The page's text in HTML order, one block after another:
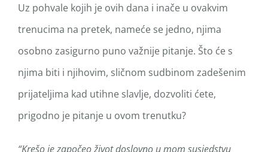
Uz pohvale kojih je ovih dana i inače u ovakvim
trenucima na pretek, nameće se jedno, njima
osobno zasigurno puno važnije pitanje. Što će s
njima biti i njihovim, sličnom sudbinom zadešenim
prijateljima kad utihne slavlje, dozvoliti ćete,
prigodno je pitanje u ovom trenutku?
“Krešo je započeo život doslovno u mom susjedstvu